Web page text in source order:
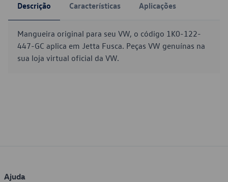
Descrição Características Aplicações
Mangueira original para seu VW, o código 1K0-122-
447-GC aplica em Jetta Fusca. Peças VW genuínas na
sua loja virtual oficial da VW.
Ajuda